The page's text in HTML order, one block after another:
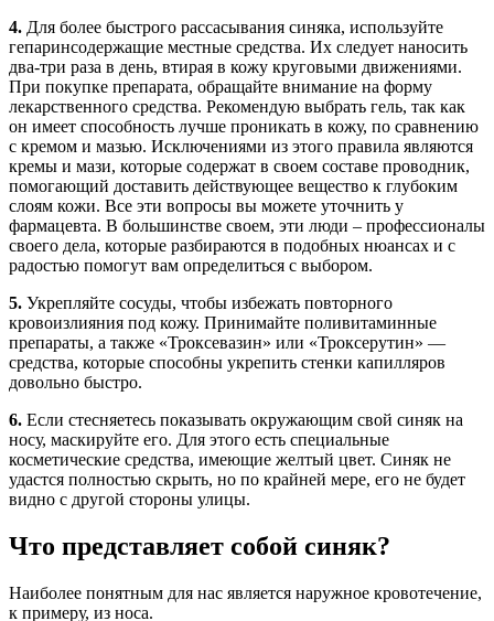
4. Для более быстрого рассасывания синяка, используйте
гепаринсодержащие местные средства. Их следует наносить
два-три раза в день, втирая в кожу круговыми движениями.
При покупке препарата, обращайте внимание на форму
лекарственного средства. Рекомендую выбрать гель, так как
он имеет способность лучше проникать в кожу, по сравнению
с кремом и мазью. Исключениями из этого правила являются
кремы и мази, которые содержат в своем составе проводник,
помогающий доставить действующее вещество к глубоким
слоям кожи. Все эти вопросы вы можете уточнить у
фармацевта. В большинстве своем, эти люди – профессионалы
своего дела, которые разбираются в подобных нюансах и с
радостью помогут вам определиться с выбором.
5. Укрепляйте сосуды, чтобы избежать повторного
кровоизлияния под кожу. Принимайте поливитаминные
препараты, а также «Троксевазин» или «Троксерутин» —
средства, которые способны укрепить стенки капилляров
довольно быстро.
6. Если стесняетесь показывать окружающим свой синяк на
носу, маскируйте его. Для этого есть специальные
косметические средства, имеющие желтый цвет. Синяк не
удастся полностью скрыть, но по крайней мере, его не будет
видно с другой стороны улицы.
Что представляет собой синяк?
Наиболее понятным для нас является наружное кровотечение,
к примеру, из носа.